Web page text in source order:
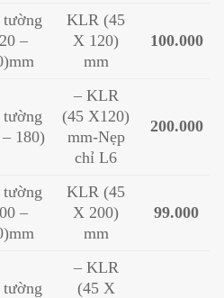
–
KLR (45
X 120)
mm
100.000
180)
– KLR
(45 X120)
mm-Nẹp
chỉ L6
200.000
–
KLR (45
X 200)
mm
99.000
– KLR
(45 X